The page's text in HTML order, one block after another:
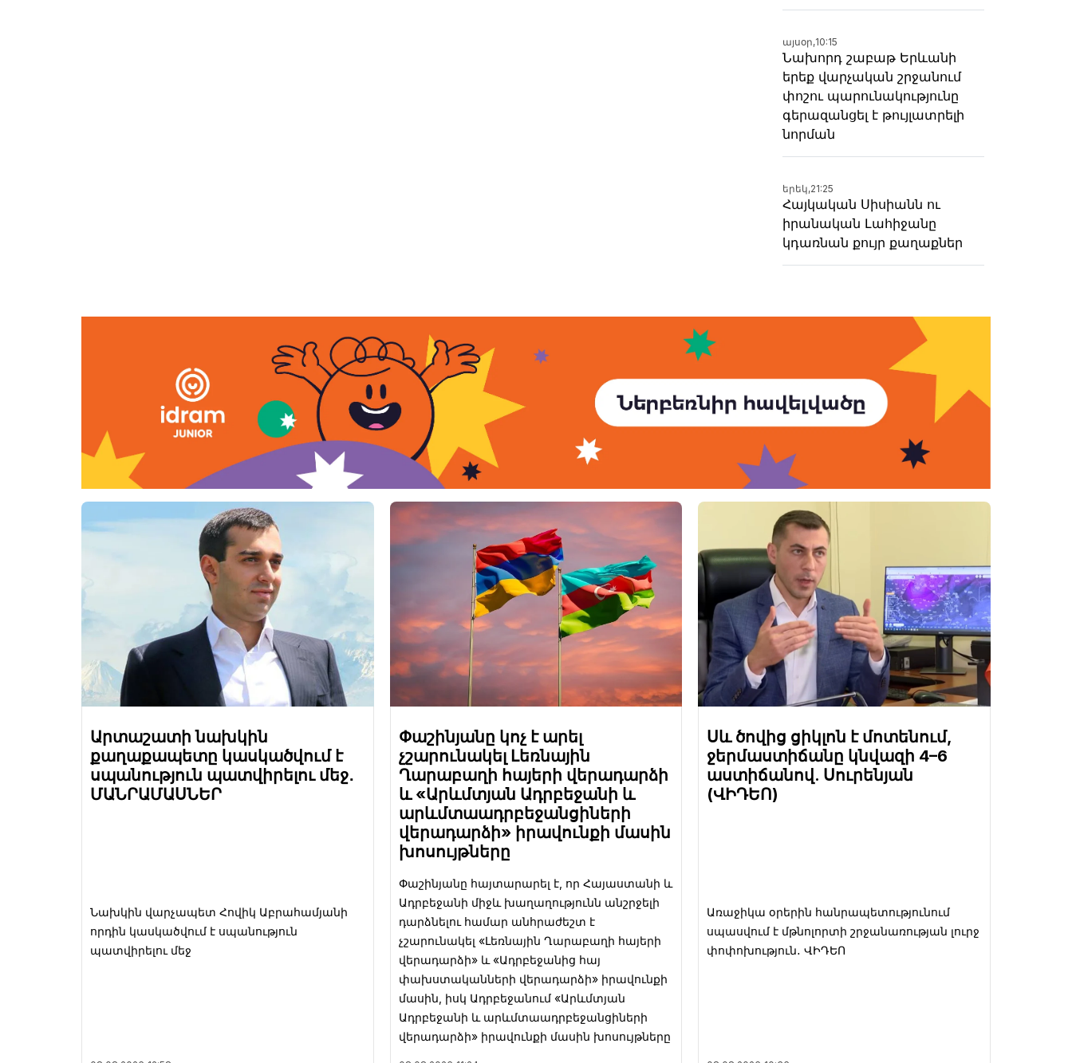
այսօր,10:15
Նախորդ շաբաթ Երևանի
երեք վարչական շրջանում
փոշու պարունակությունը
գերազանցել է թույլատրելի
նորման
երեկ,21:25
Հայկական Սիսիանն ու
իրանական Լահիջանը
կդառնան քույր քաղաքներ
Արտաշատի նախկին
քաղաքապետը կասկածվում է
սպանություն պատվիրելու մեջ․
ՄԱՆՐԱՄԱՍՆԵՐ
Նախկին վարչապետ Հովիկ Աբրահամյանի
որդին կասկածվում է սպանություն
պատվիրելու մեջ
Փաշինյանը կոչ է արել
չշարունակել Լեռնային
Ղարաբաղի հայերի վերադարձի
և «Արևմտյան Ադրբեջանի և
արևմտաադրբեջանցիների
վերադարձի» իրավունքի մասին
խոսույթները
Փաշինյանը հայտարարել է, որ Հայաստանի և
Ադրբեջանի միջև խաղաղությունն անշրջելի
դարձնելու համար անհրաժեշտ է
չշարունակել «Լեռնային Ղարաբաղի հայերի
վերադարձի» և «Ադրբեջանից հայ
փախստականների վերադարձի» իրավունքի
մասին, իսկ Ադրբեջանում «Արևմտյան
Ադրբեջանի և արևմտաադրբեջանցիների
վերադարձի» իրավունքի մասին խոսույթները
Սև ծովից ցիկլոն է մոտենում,
ջերմաստիճանը կնվազի 4–6
աստիճանով. Սուրենյան
(ՎԻԴԵՈ)
Առաջիկա օրերին հանրապետությունում
սպասվում է մթնոլորտի շրջանառության լուրջ
փոփոխություն․ ՎԻԴԵՈ